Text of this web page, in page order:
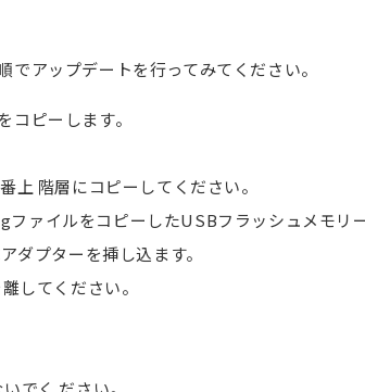
アップデートを行ってみてください。
ピーします。
階層にコピーしてください。
ァイルをコピーしたUSBフラッシュメモリ
ダプターを挿し込ます。
してください。